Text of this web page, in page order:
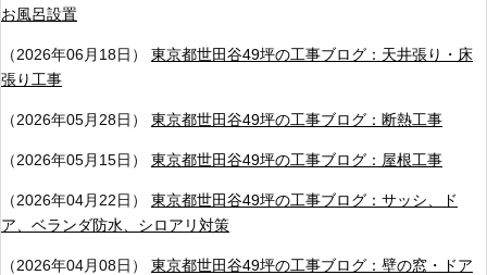
お風呂設置
（2026年06月18日） 東京都世田谷49坪の工事ブログ：天井張り・床
張り工事
（2026年05月28日） 東京都世田谷49坪の工事ブログ：断熱工事
（2026年05月15日） 東京都世田谷49坪の工事ブログ：屋根工事
（2026年04月22日） 東京都世田谷49坪の工事ブログ：サッシ、ド
ア、ベランダ防水、シロアリ対策
（2026年04月08日） 東京都世田谷49坪の工事ブログ：壁の窓・ドア